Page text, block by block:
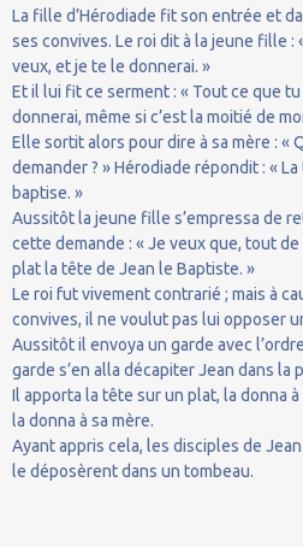
La fille d’Hérodiade fit son entrée et
ses convives. Le roi dit à la jeune fille :
veux, et je te le donnerai. »
Et il lui fit ce serment : « Tout ce que
donnerai, même si c’est la moitié de
Elle sortit alors pour dire à sa mère : «
demander ? » Hérodiade répondit : «
baptise. »
Aussitôt la jeune fille s’empressa de
cette demande : « Je veux que, tout
plat la tête de Jean le Baptiste. »
Le roi fut vivement contrarié ; mais à
convives, il ne voulut pas lui opposer
Aussitôt il envoya un garde avec
garde s’en alla décapiter Jean dans la
Il apporta la tête sur un plat, la donna
la donna à sa mère.
Ayant appris cela, les disciples de
le déposèrent dans un tombeau.